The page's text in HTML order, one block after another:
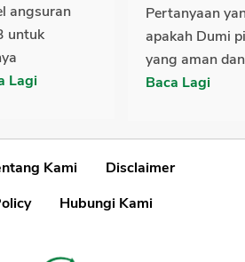
angsuran
untuk
Lagi
Pertanyaan
apakah Dumi
yang aman
Baca Lagi
Kami
Disclaimer
Hubungi Kami